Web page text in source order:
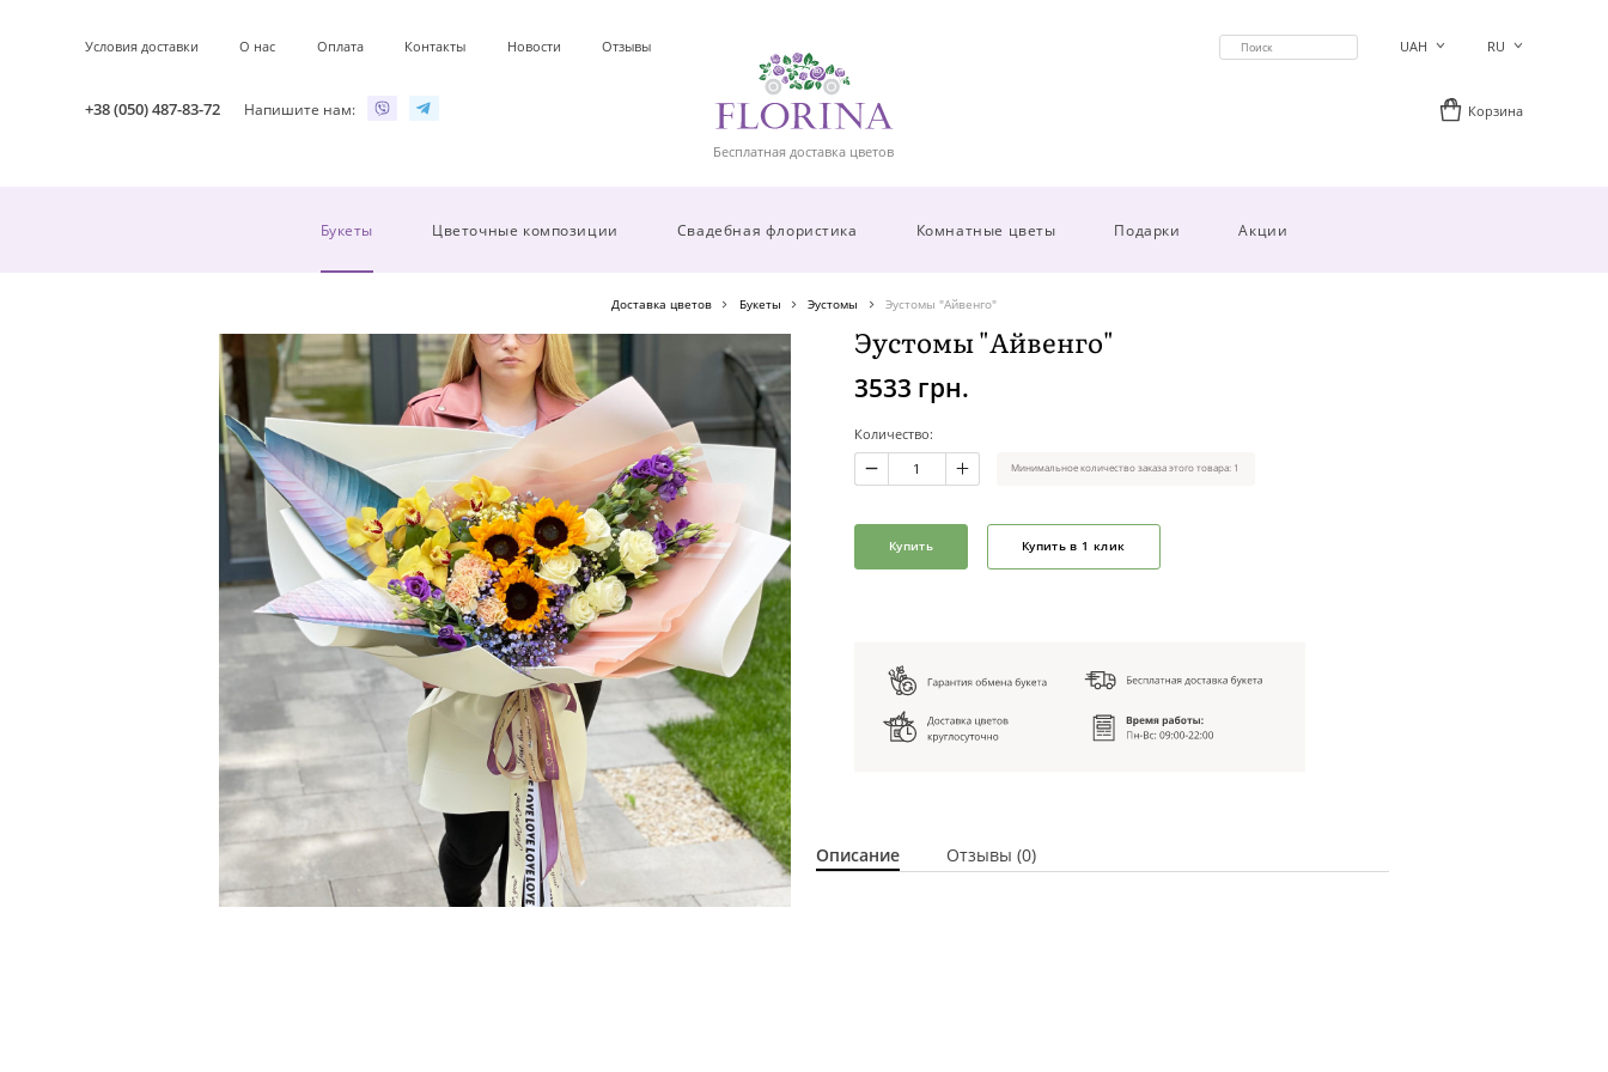
Условия доставки О нас Оплата Контакты Новости Отзывы
+38 (050) 487-83-72 Напишите нам:
Бесплатная доставка цветов
UAH RU
Корзина
Букеты Цветочные композиции Свадебная флористика Комнатные цветы Подарки Акции
Доставка цветов Букеты Эустомы Эустомы "Айвенго"
Эустомы "Айвенго"
3533 грн.
Количество:
Минимальное количество заказа этого товара: 1
Купить Купить в 1 клик
Описание Отзывы (0)